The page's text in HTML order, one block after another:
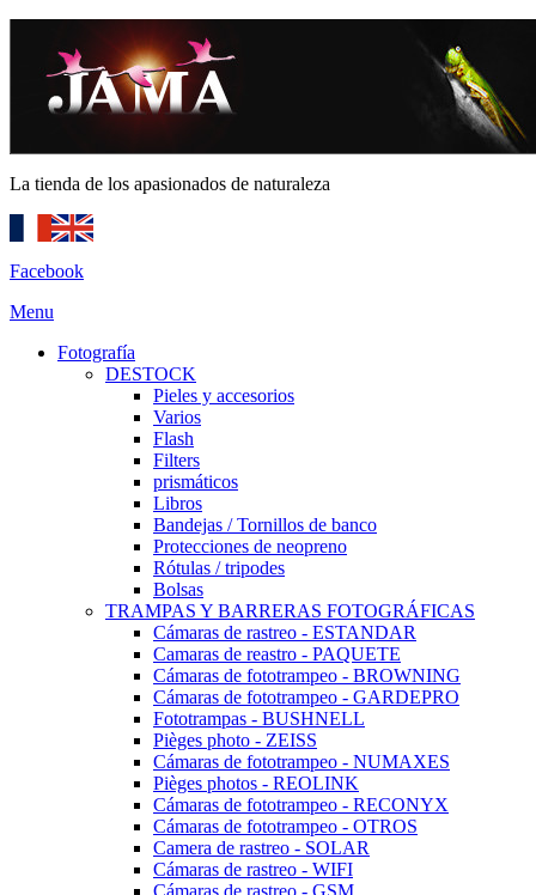
La tienda de los apasionados de naturaleza
Facebook
Menu
Fotografía
DESTOCK
Pieles y accesorios
Varios
Flash
Filters
prismáticos
Libros
Bandejas / Tornillos de banco
Protecciones de neopreno
Rótulas / tripodes
Bolsas
TRAMPAS Y BARRERAS FOTOGRÁFICAS
Cámaras de rastreo - ESTANDAR
Camaras de reastro - PAQUETE
Cámaras de fototrampeo - BROWNING
Cámaras de fototrampeo - GARDEPRO
Fototrampas - BUSHNELL
Pièges photo - ZEISS
Cámaras de fototrampeo - NUMAXES
Pièges photos - REOLINK
Cámaras de fototrampeo - RECONYX
Cámaras de fototrampeo - OTROS
Camera de rastreo - SOLAR
Cámaras de rastreo - WIFI
Cámaras de rastreo - GSM